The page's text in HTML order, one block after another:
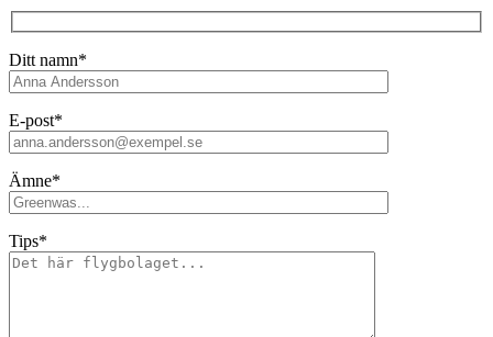
Ditt namn*
E-post*
Ämne*
Tips*